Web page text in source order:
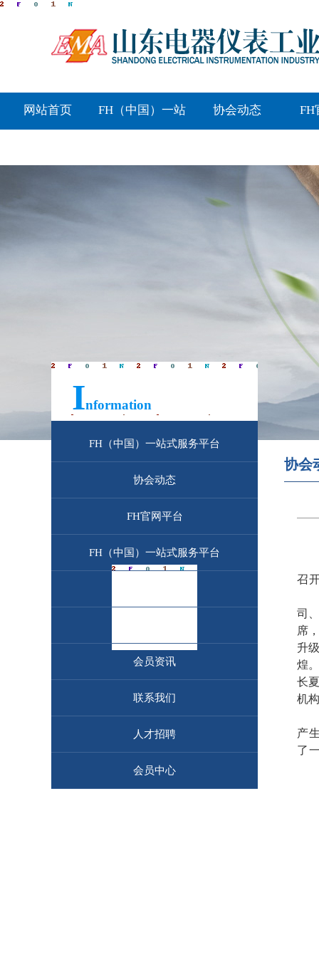
网站首页 FH（中国）一站 协会动态 FH
Information
FH（中国）一站式服务平台
协会动态
FH官网平台
FH（中国）一站式服务平台
会员资讯
联系我们
人才招聘
会员中心
协会
召
司
席
升
煌。
长
机
产
了